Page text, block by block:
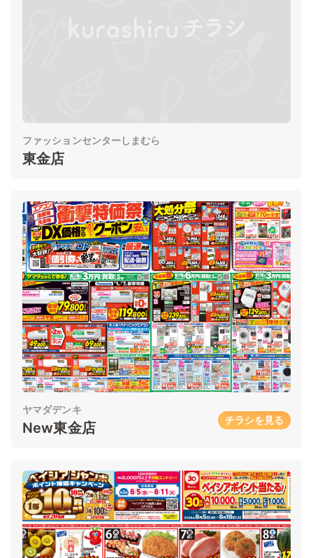
ファッションセンターしまむら
東金店
ヤマダデンキ
New東金店 チラシを見る